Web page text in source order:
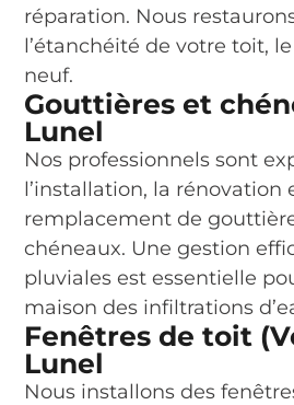
réparation. Nous
l’étanchéité de votre toit,
neuf.
Gouttières et
Lunel
Nos professionnels sont
l’installation, la rénovation
remplacement de
chéneaux. Une gestion
pluviales est essentielle
maison des infiltrations
Fenêtres de toit
Lunel
Nous installons des